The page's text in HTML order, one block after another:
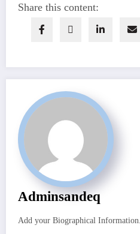
Share this content:
Adminsandeq
Add your Biographical Information.